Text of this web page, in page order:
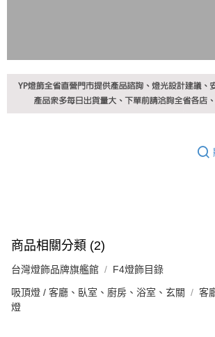
商品相關分類 (2)
台灣燈飾品牌旗艦館 F4燈飾目錄
吸頂燈 / 客廳、臥室、廚房、浴室、玄關
客
燈